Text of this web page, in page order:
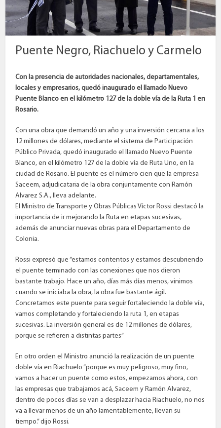
Puente Negro, Riachuelo y Carmelo
Con la presencia de autoridades nacionales, departamentales,
locales y empresarios, quedó inaugurado el llamado Nuevo
Puente Blanco en el kilómetro 127 de la doble vía de la Ruta 1 en
Rosario.
Con una obra que demandó un año y una inversión cercana a los
12 millones de dólares, mediante el sistema de Participación
Público Privada, quedó inaugurado el llamado Nuevo Puente
Blanco, en el kilómetro 127 de la doble vía de Ruta Uno, en la
ciudad de Rosario. El puente es el número cien que la empresa
Saceem, adjudicataria de la obra conjuntamente con Ramón
Alvarez S.A., lleva adelante.
El Ministro de Transporte y Obras Públicas Víctor Rossi destacó la
importancia de ir mejorando la Ruta en etapas sucesivas,
además de anunciar nuevas obras para el Departamento de
Colonia.
Rossi expresó que “estamos contentos y estamos descubriendo
el puente terminado con las conexiones que nos dieron
bastante trabajo. Hace un año, días más días menos, vinimos
cuando se iniciaba la obra, la obra fue bastante ágil.
Concretamos este puente para seguir fortaleciendo la doble vía,
vamos completando y fortaleciendo la ruta 1, en etapas
sucesivas. La inversión general es de 12 millones de dólares,
porque se refieren a distintas partes”
En otro orden el Ministro anunció la realización de un puente
doble vía en Riachuelo “porque es muy peligroso, muy fino,
vamos a hacer un puente como estos, empezamos ahora, con
las empresas que trabajamos acá, Saceem y Ramón Alvarez,
dentro de pocos días se van a desplazar hacia Riachuelo, no nos
va a llevar menos de un año lamentablemente, llevan su
tiempo.” dijo Rossi.